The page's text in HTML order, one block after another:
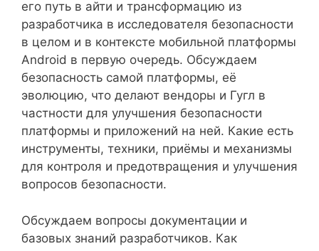
его путь в айти и трансформацию из
разработчика в исследователя безопасности
в целом и в контексте мобильной платформы
Android в первую очередь. Обсуждаем
безопасность самой платформы, её
эволюцию, что делают вендоры и Гугл в
частности для улучшения безопасности
платформы и приложений на ней. Какие есть
инструменты, техники, приёмы и механизмы
для контроля и предотвращения и улучшения
вопросов безопасности.
Обсуждаем вопросы документации и
базовых знаний разработчиков. Как